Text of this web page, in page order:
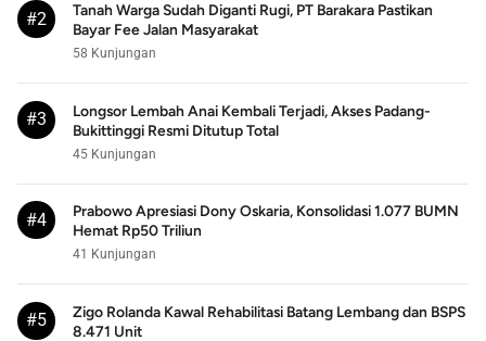
#2
Tanah Warga Sudah Diganti Rugi, PT Barakara Pastikan
Bayar Fee Jalan Masyarakat
58 Kunjungan
#3
Longsor Lembah Anai Kembali Terjadi, Akses Padang-
Bukittinggi Resmi Ditutup Total
45 Kunjungan
#4
Prabowo Apresiasi Dony Oskaria, Konsolidasi 1.077 BUMN
Hemat Rp50 Triliun
41 Kunjungan
#5
Zigo Rolanda Kawal Rehabilitasi Batang Lembang dan BSPS
8.471 Unit